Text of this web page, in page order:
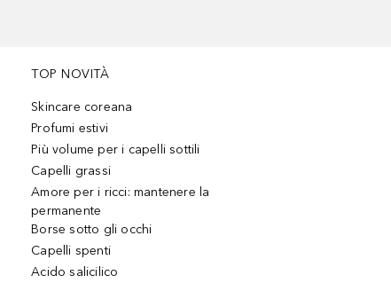
TOP NOVITÀ
Skincare coreana
Profumi estivi
Più volume per i capelli sottili
Capelli grassi
Amore per i ricci: mantenere la
permanente
Borse sotto gli occhi
Capelli spenti
Acido salicilico